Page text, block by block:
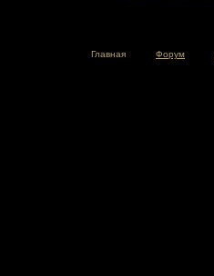
Главная Форум